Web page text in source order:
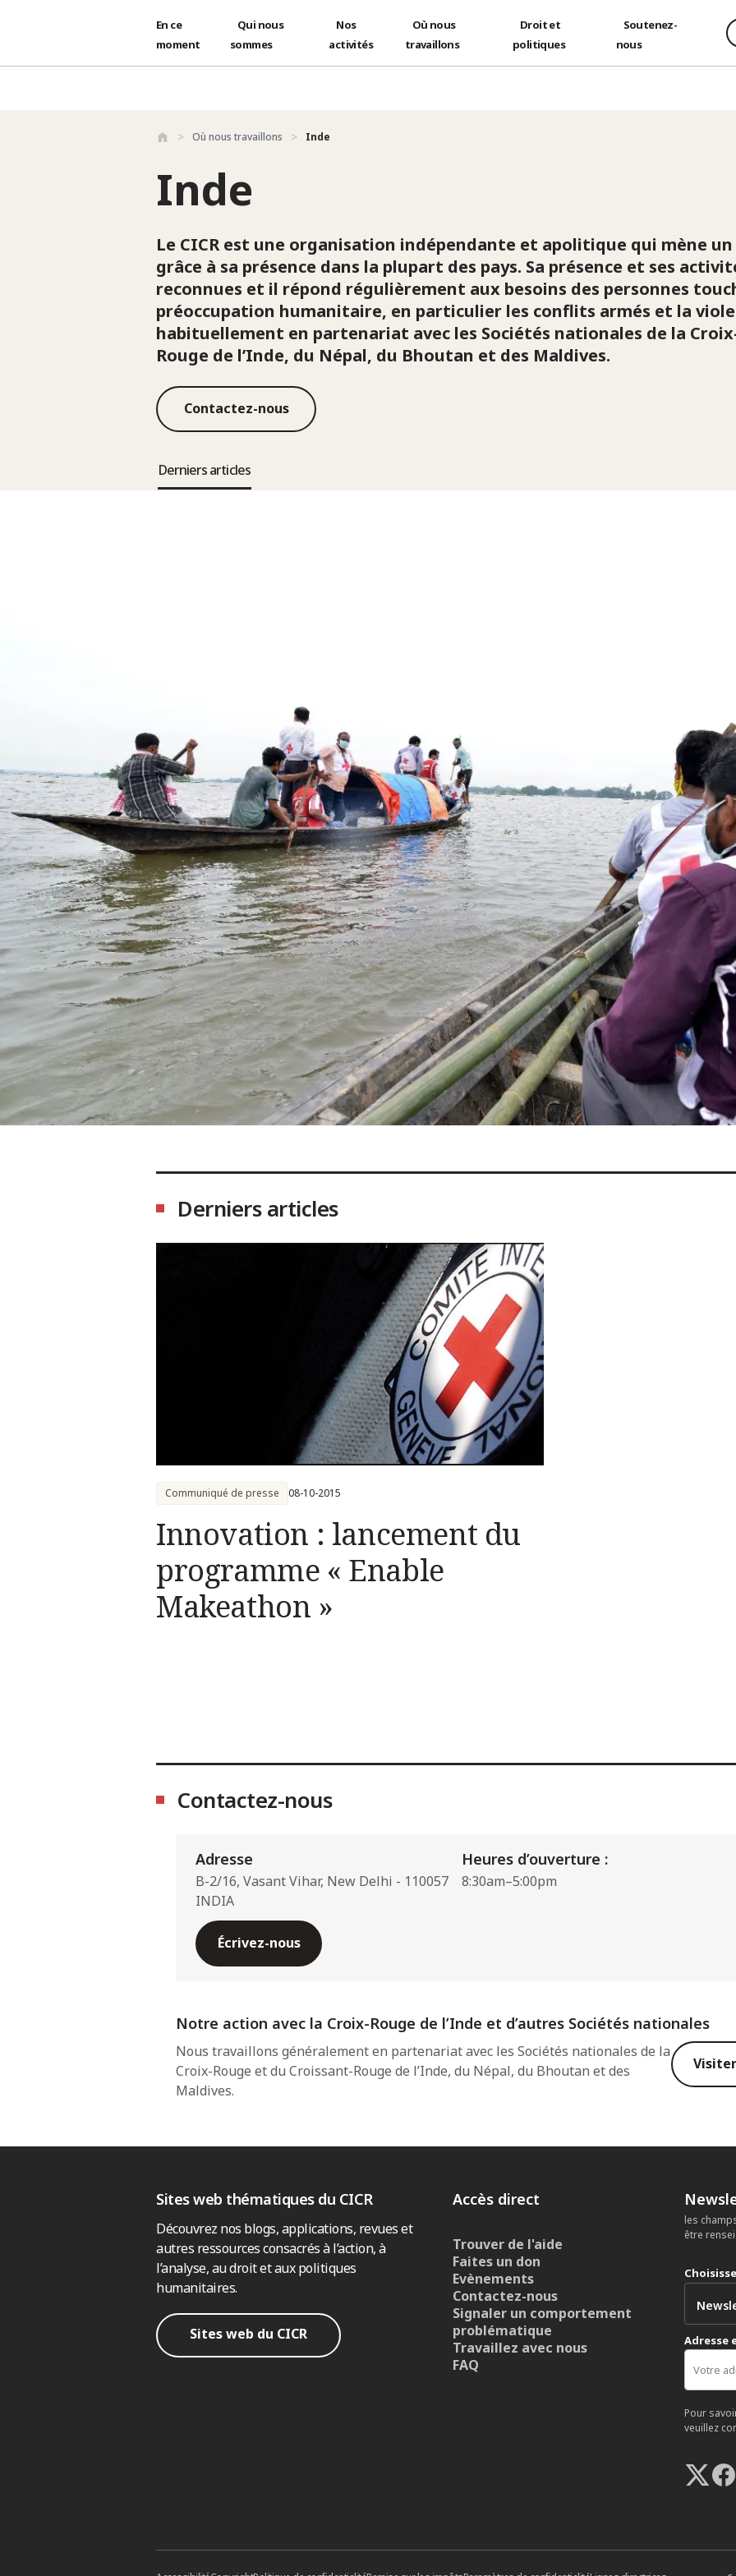
En ce
moment
Qui nous
sommes
Nos
activités
Où nous
travaillons
Droit et
politiques
Soutenez-
nous
Où nous travaillons Inde
Inde
Le CICR est une organisation indépendante et apolitique qui mène
grâce à sa présence dans la plupart des pays. Sa présence et ses
reconnues et il répond régulièrement aux besoins des personnes
préoccupation humanitaire, en particulier les conflits armés et la
habituellement en partenariat avec les Sociétés nationales de la
Rouge de l’Inde, du Népal, du Bhoutan et des Maldives.
Contactez-nous
Derniers articles
Derniers articles
Innovation : lancement du
programme « Enable
Makeathon »
Communiqué de presse 08-10-2015
Contactez-nous
Adresse
B-2/16, Vasant Vihar, New Delhi - 110057
INDIA
Heures d’ouverture :
8:30am–5:00pm
Écrivez-nous
Notre action avec la Croix-Rouge de l’Inde et d’autres Sociétés nationales
Nous travaillons généralement en partenariat avec les Sociétés nationales de la
Croix-Rouge et du Croissant-Rouge de l’Inde, du Népal, du Bhoutan et des
Maldives.
Sites web thématiques du CICR
Découvrez nos blogs, applications, revues et
autres ressources consacrés à l’action, à
l’analyse, au droit et aux politiques
humanitaires.
Sites web du CICR
Accès direct
Trouver de l'aide
Faites un don
Evènements
Contactez-nous
Signaler un comportement
problématique
Travaillez avec nous
FAQ
les
être
Adresse
Pour
veuillez